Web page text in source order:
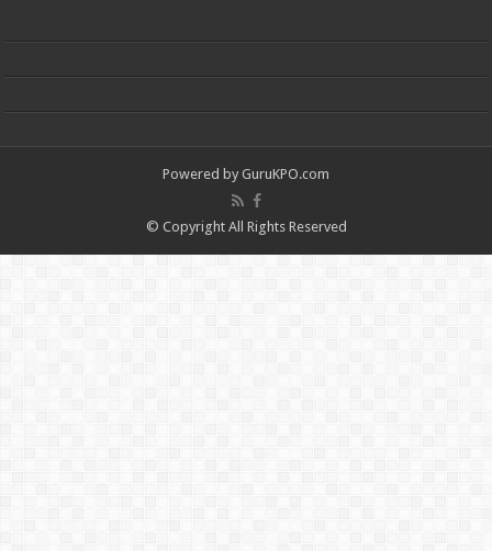
Powered by GuruKPO.com
© Copyright All Rights Reserved